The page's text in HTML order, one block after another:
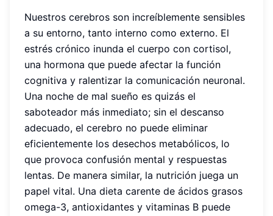
Nuestros cerebros son increíblemente sensibles
a su entorno, tanto interno como externo. El
estrés crónico inunda el cuerpo con cortisol,
una hormona que puede afectar la función
cognitiva y ralentizar la comunicación neuronal.
Una noche de mal sueño es quizás el
saboteador más inmediato; sin el descanso
adecuado, el cerebro no puede eliminar
eficientemente los desechos metabólicos, lo
que provoca confusión mental y respuestas
lentas. De manera similar, la nutrición juega un
papel vital. Una dieta carente de ácidos grasos
omega-3, antioxidantes y vitaminas B puede